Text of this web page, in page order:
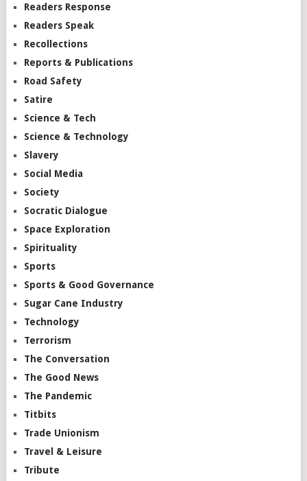
Readers Response
Readers Speak
Recollections
Reports & Publications
Road Safety
Satire
Science & Tech
Science & Technology
Slavery
Social Media
Society
Socratic Dialogue
Space Exploration
Spirituality
Sports
Sports & Good Governance
Sugar Cane Industry
Technology
Terrorism
The Conversation
The Good News
The Pandemic
Titbits
Trade Unionism
Travel & Leisure
Tribute